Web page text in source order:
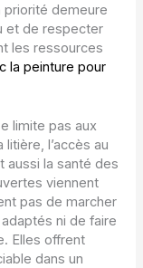
demeure
et de respecter
les ressources
la peinture pour
limite pas aux
l’accès au
aussi la santé des
viennent
pas de marcher
ni de faire
Elles offrent
dans un